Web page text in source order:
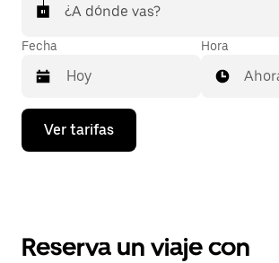
¿A dónde vas?
Fecha
Presiona
flecha
el
Hora
Ver tarifas
Reserva un viaje con